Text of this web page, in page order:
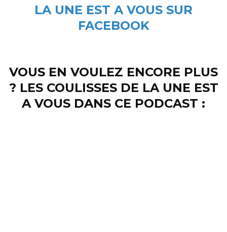
LA UNE EST A VOUS SUR
FACEBOOK
VOUS EN VOULEZ ENCORE PLUS
? LES COULISSES DE LA UNE EST
A VOUS DANS CE PODCAST :